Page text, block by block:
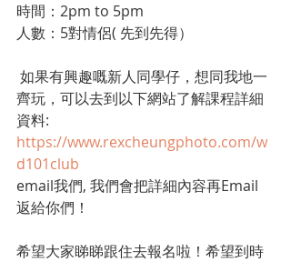
時間：2pm to 5pm
人數：5對情侶( 先到先得）
齊玩，可以去到以下網站了解課程詳細
資料:
https://www.rexcheungphoto.com/w
d101club
email我們, 我們會把詳細內容再Email
返給你們！
希望大家睇睇跟住去報名啦！希望到時